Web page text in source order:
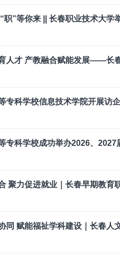
职”等你来 || 长春职业技术大
人才 产教融合赋能发展——长
专科学校信息技术学院开展访
专科学校成功举办2026、2027
聚力促进就业｜长春早期教育
同 赋能福祉学科建设｜长春人